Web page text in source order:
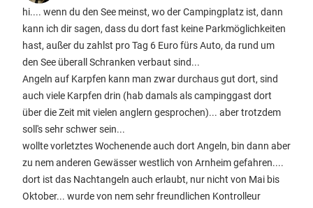
hi.... wenn du den See meinst, wo der Campingplatz ist, dann
kann ich dir sagen, dass du dort fast keine Parkmöglichkeiten
hast, außer du zahlst pro Tag 6 Euro fürs Auto, da rund um
den See überall Schranken verbaut sind...
Angeln auf Karpfen kann man zwar durchaus gut dort, sind
auch viele Karpfen drin (hab damals als campinggast dort
über die Zeit mit vielen anglern gesprochen)... aber trotzdem
soll's sehr schwer sein...
wollte vorletztes Wochenende auch dort Angeln, bin dann aber
zu nem anderen Gewässer westlich von Arnheim gefahren....
dort ist das Nachtangeln auch erlaubt, nur nicht von Mai bis
Oktober... wurde von nem sehr freundlichen Kontrolleur